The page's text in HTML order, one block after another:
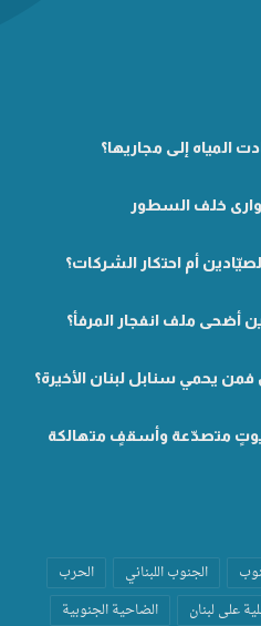
المياه إلى مجاريها؟
خلف السطور
أم احتكار الشركات؟
ملف انفجار المرفأ؟
فمن يحمي سنابل لبنان الأخيرة؟
متصدّعة وأسقفٍ متهالكة
الجنوب اللبناني
الحرب
على لبنان
الضاحية الجنوبية